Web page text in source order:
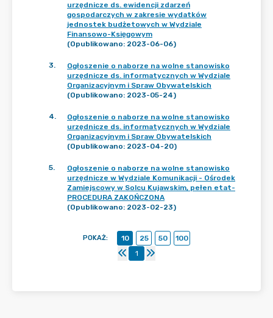
urzędnicze ds. ewidencji zdarzeń
gospodarczych w zakresie wydatków
jednostek budżetowych w Wydziale
Finansowo-Księgowym
(Opublikowano: 2023-06-06)
3.
Ogłoszenie o naborze na wolne stanowisko
urzędnicze ds. informatycznych w Wydziale
Organizacyjnym i Spraw Obywatelskich
(Opublikowano: 2023-05-24)
4.
Ogłoszenie o naborze na wolne stanowisko
urzędnicze ds. informatycznych w Wydziale
Organizacyjnym i Spraw Obywatelskich
(Opublikowano: 2023-04-20)
5.
Ogłoszenie o naborze na wolne stanowisko
urzędnicze w Wydziale Komunikacji - Ośrodek
Zamiejscowy w Solcu Kujawskim, pełen etat-
PROCEDURA ZAKOŃCZONA
(Opublikowano: 2023-02-23)
POKAŻ: 10 25 50
100
1